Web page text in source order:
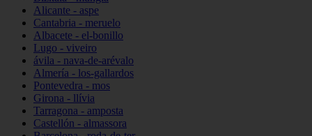
Alicante - aspe
Cantabria - meruelo
Albacete - el-bonillo
Lugo - viveiro
ávila - nava-de-arévalo
Almería - los-gallardos
Pontevedra - mos
Girona - llívia
Tarragona - amposta
Castellón - almassora